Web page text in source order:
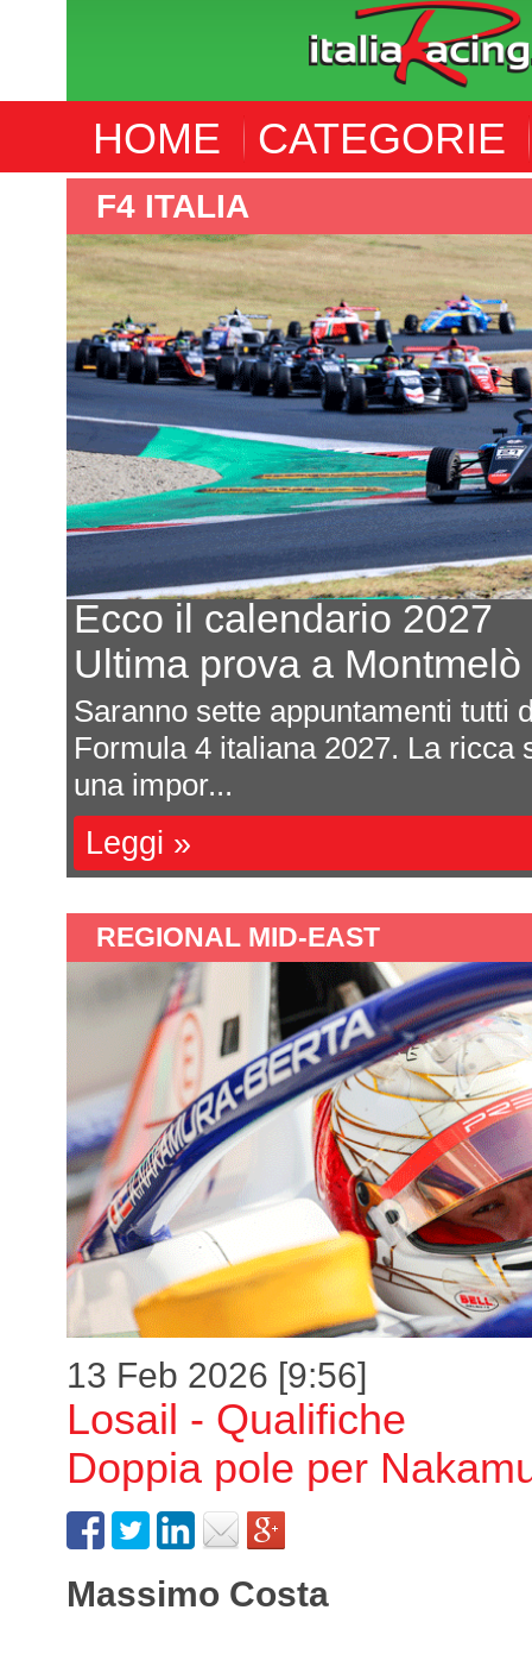
HOME CATEGORIE
F4 ITALIA
Ecco il calendario 2027
Ultima prova a Montmelò
Saranno sette appuntamenti tutti
Formula 4 italiana 2027. La ricca
una impor...
Leggi »
REGIONAL MID-EAST
13 Feb 2026 [9:56]
Losail - Qualifiche
Doppia pole per
Massimo Costa